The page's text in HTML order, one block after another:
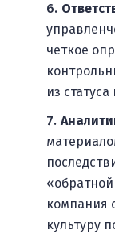
четкое
из
компания
культуру